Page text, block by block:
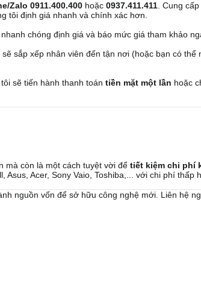
Zalo 0911.400.400 hoặc 0937.411.411 . Cung
tôi định giá nhanh và chính xác hơn.
chóng định giá và báo mức giá tham khảo
sắp xếp nhân viên đến tận nơi (hoặc bạn có
sẽ tiến hành thanh toán tiền mặt một lần hoặc
mà còn là một cách tuyệt vời để tiết kiệm chi phí
Acer, Sony Vaio, Toshiba,... với chi phí thấp
nguồn vốn để sở hữu công nghệ mới. Liên hệ